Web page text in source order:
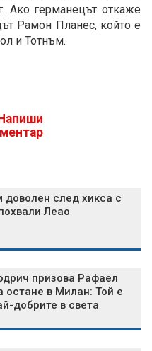
Ако германецът откаже
Рамон Планес, който е
и Тотнъм.
Напиши
след хикса с
Леао
призова Рафаел
остане в Милан: Той е
добрите в света